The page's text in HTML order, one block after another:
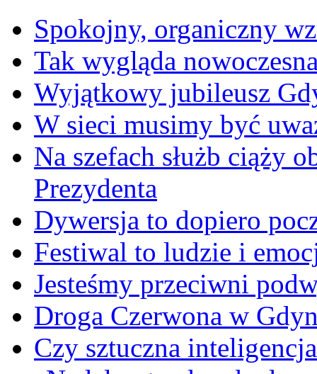
Spokojny, organiczny
Tak wygląda
Wyjątkowy jubileusz
W sieci musimy być
Na szefach służb ciąży
Prezydenta
Dywersja to dopiero
Festiwal to ludzie i
Jesteśmy przeciwni
Droga Czerwona w
Czy sztuczna